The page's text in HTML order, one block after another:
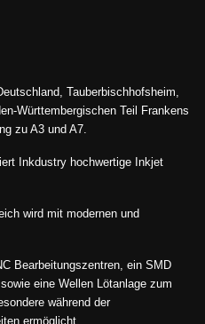
Tauberbischhofsheim,
Württembergischen Teil Frankens
zu A3 und A7.
Inkdustry hochwertige Inkjet
wird mit modernen und
Bearbeitungszentren, ein SMD
eine Wellen Lötanlage zum
während der
ermöglicht.